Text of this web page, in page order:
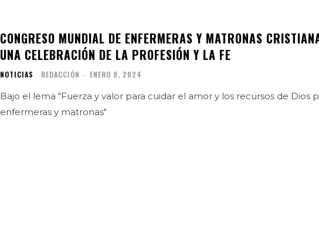
CONGRESO MUNDIAL DE ENFERMERAS Y MATRONAS
UNA CELEBRACIÓN DE LA PROFESIÓN Y LA FE
NOTICIAS REDACCIÓN - ENERO 9, 2024
Bajo el lema "Fuerza y valor para cuidar el amor y los recursos de Dios
enfermeras y matronas"